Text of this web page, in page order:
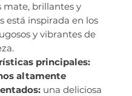
mate, brillantes y
está inspirada en los
y vibrantes de
principales:
altamente
una deliciosa